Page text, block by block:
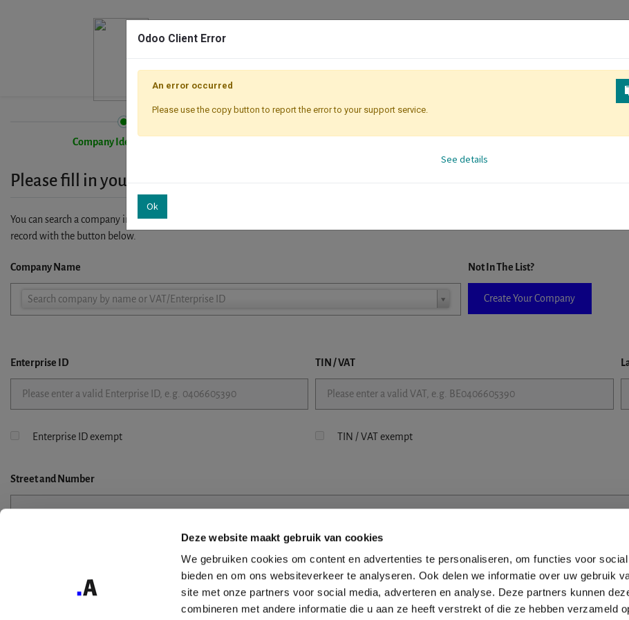
Deze website maakt gebruik van cookies
We gebruiken cookies om content en advertenties te personaliseren, om functies voor
bieden en om ons websiteverkeer te analyseren. Ook delen we informatie over uw gebruik
site met onze partners voor social media, adverteren en analyse. Deze partners kunnen
combineren met andere informatie die u aan ze heeft verstrekt of die ze hebben verzameld
Company Identification
Please fill in your company details
You can search a company in our database by name, VAT or enterprise ID. When a company is selected it will auto-complete the form. If you
record with the button below.
Company Name
Search company by name or VAT/Enterprise ID
Company
Not In The List?
Create Your Company
Enterprise ID TIN / VAT
Enterprise ID exempt TIN / VAT exempt
Streetand Number
Odoo Client Error
An error occurred
Please use the copy button to report the error to your support service.
See details
Ok